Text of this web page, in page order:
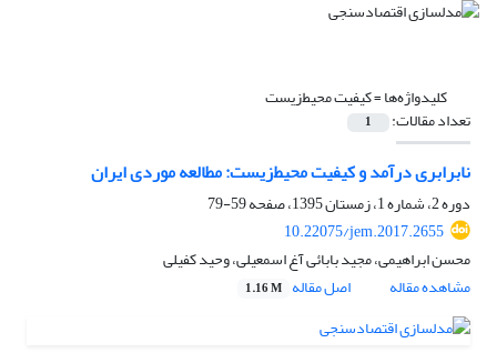
کلیدواژه‌ها =کیفیت محیط‌زیست
تعداد مقالات: 1
نابرابری درآمد و کیفیت محیط‌زیست: مطالعه موردی ایران
دوره 2، شماره 1، زمستان 1395، صفحه
59-79
10.22075/jem.2017.2655
محسن ابراهیمی، مجید بابائی آغ اسمعیلی، وحید کفیلی
مشاهده مقاله
اصل مقاله 1.16 M